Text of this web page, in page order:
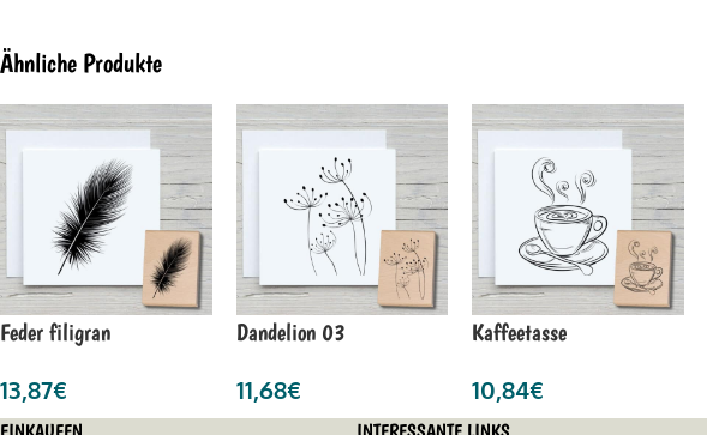
Ähnliche Produkte
Feder filigran
13,87€
Dandelion 03
11,68€
Kaffeetasse
10,84€